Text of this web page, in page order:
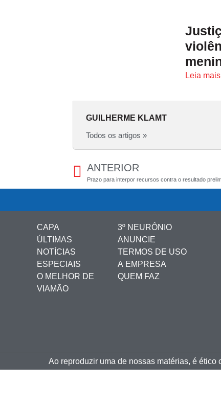
Leia
GUILHERME KLAMT
Todos os artigos »
ANTERIOR
CAPA
ÚLTIMAS
NOTÍCIAS
ESPECIAIS
O MELHOR DE
VIAMÃO
3º NEURÔNIO
ANUNCIE
TERMOS DE USO
A EMPRESA
QUEM FAZ
Ao reproduzir uma de nossas matérias, é